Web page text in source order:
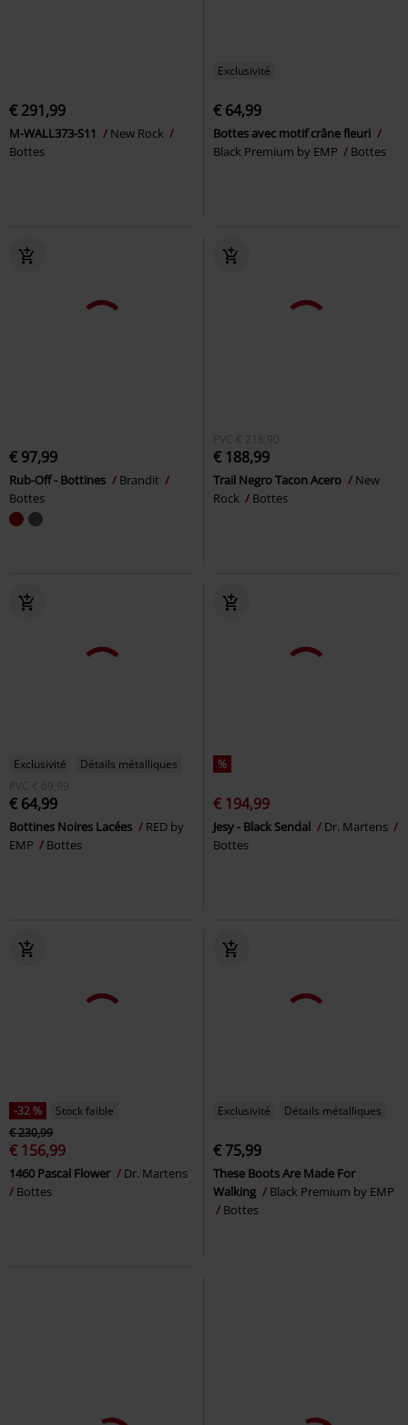
€ 291,99
M-WALL373-S11
New Rock
Bottes
Exclusivité
€ 64,99
Bottes avec motif crâne fleuri
Black Premium by EMP
Bottes
€ 97,99
Rub-Off - Bottines
Brandit
Bottes
PVC € 218,90
€ 188,99
Trail Negro Tacon Acero
New
Rock
Bottes
Exclusivité
Détails métalliques
PVC € 69,99
€ 64,99
Bottines Noires Lacées
RED by
EMP
Bottes
%
€ 194,99
Jesy - Black Sendal
Dr. Martens
Bottes
-32 %
Stock faible
€ 230,99
€ 156,99
1460 Pascal Flower
Dr. Martens
Bottes
Exclusivité Détails métalliques
€ 75,99
These Boots Are Made For
Walking
Black Premium by EMP
Bottes